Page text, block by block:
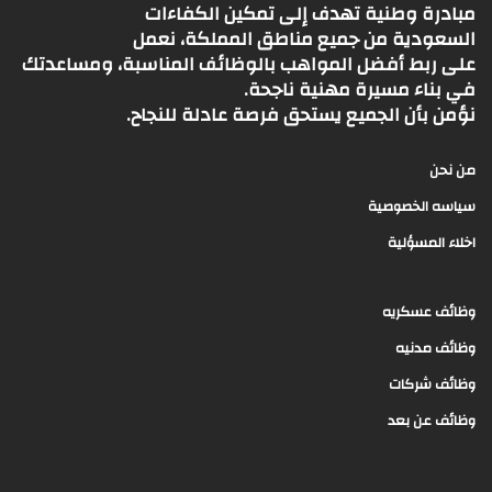
مبادرة وطنية تهدف إلى تمكين الكفاءات
السعودية من جميع مناطق المملكة، نعمل
على ربط أفضل المواهب بالوظائف المناسبة، ومساعدتك
في بناء مسيرة مهنية ناجحة.
نؤمن بأن الجميع يستحق فرصة عادلة للنجاح.
من نحن
سياسه الخصوصية
اخلاء المسؤلية
وظائف عسكريه
وظائف مدنيه
وظائف شركات
وظائف عن بعد